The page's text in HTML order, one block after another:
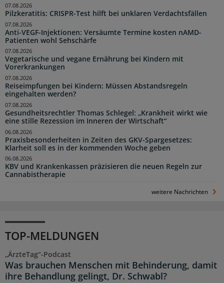
Pilzkeratitis: CRISPR-Test hilft bei unklaren Verdachtsfällen
07.08.2026
Anti-VEGF-Injektionen: Versäumte Termine kosten nAMD-
Patienten wohl Sehschärfe
07.08.2026
Vegetarische und vegane Ernährung bei Kindern mit
Vorerkrankungen
07.08.2026
Reiseimpfungen bei Kindern: Müssen Abstandsregeln
eingehalten werden?
07.08.2026
Gesundheitsrechtler Thomas Schlegel: „Krankheit wirkt wie
eine stille Rezession im Inneren der Wirtschaft“
07.08.2026
Praxisbesonderheiten in Zeiten des GKV-Spargesetzes:
Klarheit soll es in der kommenden Woche geben
06.08.2026
KBV und Krankenkassen präzisieren die neuen Regeln zur
Cannabistherapie
06.08.2026
weitere Nachrichten
TOP-MELDUNGEN
„ÄrzteTag“-Podcast
Was brauchen Menschen mit Behinderung, damit
ihre Behandlung gelingt, Dr. Schwabl?